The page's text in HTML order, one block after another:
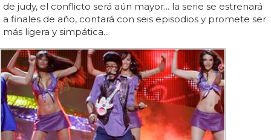
de judy, el conflicto será aún mayor... la serie se estrenará
a finales de año, contará con seis episodios y promete ser
más ligera y simpática...